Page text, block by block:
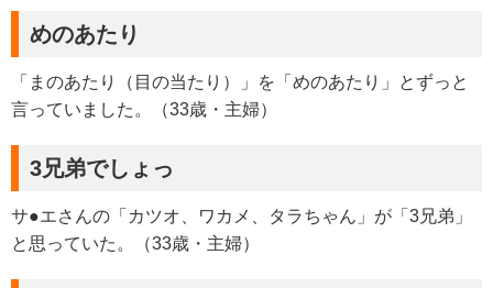
めのあたり
「まのあたり（目の当たり）」を「めのあたり」とずっと
言っていました。（33歳・主婦）
3兄弟でしょっ
サ●エさんの「カツオ、ワカメ、タラちゃん」が「3兄弟」
と思っていた。（33歳・主婦）